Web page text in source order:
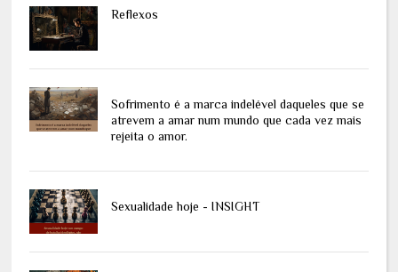
Reflexos
Sofrimento é a marca indelével daqueles que se
atrevem a amar num mundo que cada vez mais
rejeita o amor.
Sexualidade hoje - INSIGHT